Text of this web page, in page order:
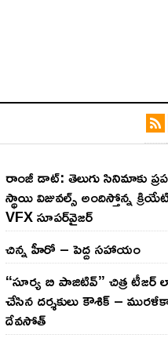
రాంజీ డాట్: తెలుగు సినిమాకు
స్థాయి విజువల్స్ అందిస్తోన్న
VFX సూపర్‌వైజర్
చిన్న హీరో – పెద్ద సహాయం
“సూర్య బి పాజిటివ్” చిత్ర టీజర్
చేసిన‌ దర్శకులు కౌశిక్ –
దేవసోత్